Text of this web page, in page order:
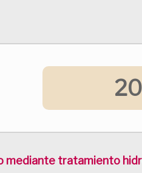
mediante tratamiento